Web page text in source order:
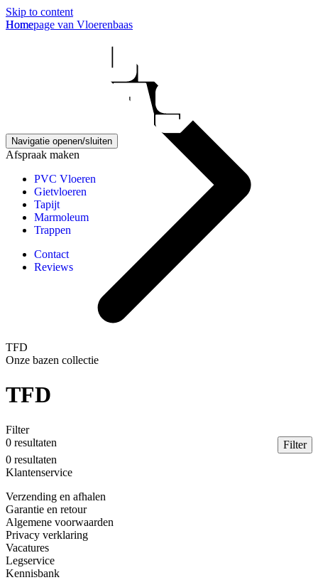
Skip to content
Homepage van Vloerenbaas
Navigatie openen/sluiten
Afspraak maken
PVC Vloeren
Gietvloeren
Tapijt
Marmoleum
Trappen
Contact
Reviews
Home
TFD
Onze bazen collectie
TFD
Filter
0 resultaten
Filter
Sluiten
0 resultaten
Klantenservice
Verzending en afhalen
Garantie en retour
Algemene voorwaarden
Privacy verklaring
Vacatures
Legservice
Kennisbank